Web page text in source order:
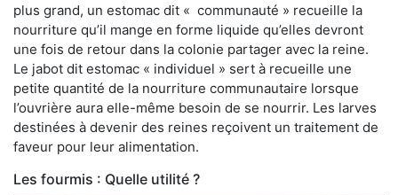
plus grand, un estomac dit « communauté » recueille la
nourriture qu’il mange en forme liquide qu’elles devront
une fois de retour dans la colonie partager avec la reine.
Le jabot dit estomac « individuel » sert à recueille une
petite quantité de la nourriture communautaire lorsque
l’ouvrière aura elle-même besoin de se nourrir. Les larves
destinées à devenir des reines reçoivent un traitement de
faveur pour leur alimentation.
Les fourmis : Quelle utilité ?